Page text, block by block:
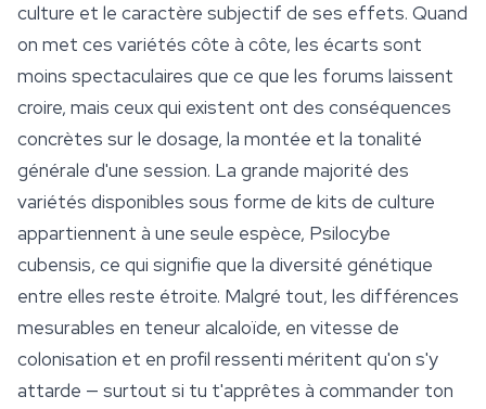
culture et le caractère subjectif de ses effets. Quand
on met ces variétés côte à côte, les écarts sont
moins spectaculaires que ce que les forums laissent
croire, mais ceux qui existent ont des conséquences
concrètes sur le dosage, la montée et la tonalité
générale d'une session. La grande majorité des
variétés disponibles sous forme de kits de culture
appartiennent à une seule espèce, Psilocybe
cubensis, ce qui signifie que la diversité génétique
entre elles reste étroite. Malgré tout, les différences
mesurables en teneur alcaloïde, en vitesse de
colonisation et en profil ressenti méritent qu'on s'y
attarde — surtout si tu t'apprêtes à commander ton